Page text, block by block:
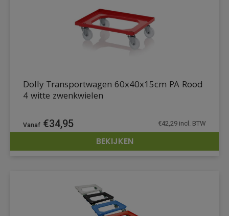
DETAILS
Dolly Transportwagen 60x40x15cm PA Rood
4 witte zwenkwielen
€34,95 €42,29 incl. BTW
BEKIJKEN